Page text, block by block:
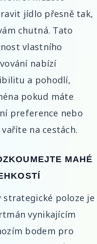
jídlo přesně tak,
chutná. Tato
vlastního
nabízí
a pohodlí,
pokud máte
preference nebo
na cestách.
MAHÉ
strategické poloze je
vynikajícím
bodem pro